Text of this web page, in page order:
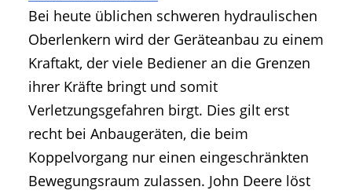
Bei heute üblichen schweren hydraulischen
Oberlenkern wird der Geräteanbau zu einem
Kraftakt, der viele Bediener an die Grenzen
ihrer Kräfte bringt und somit
Verletzungsgefahren birgt. Dies gilt erst
recht bei Anbaugeräten, die beim
Koppelvorgang nur einen eingeschränkten
Bewegungsraum zulassen. John Deere löst